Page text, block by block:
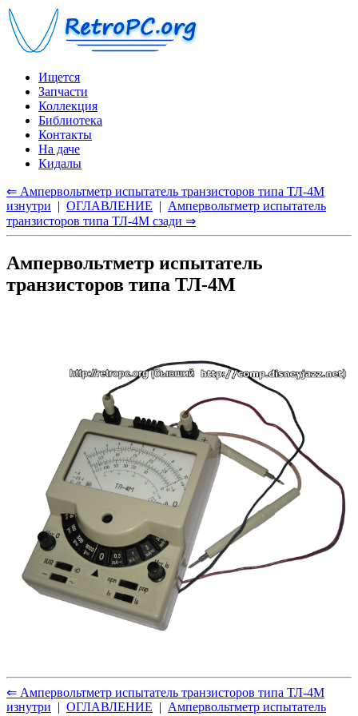
Ищется
Запчасти
Коллекция
Библиотека
Контакты
На даче
Кидалы
⇐ Ампервольтметр испытатель транзисторов типа ТЛ-4М
изнутри | ОГЛАВЛЕНИЕ | Ампервольтметр испытатель
транзисторов типа ТЛ-4М сзади ⇒
Ампервольтметр испытатель
транзисторов типа ТЛ-4М
⇐ Ампервольтметр испытатель транзисторов типа ТЛ-4М
изнутри | ОГЛАВЛЕНИЕ | Ампервольтметр испытатель